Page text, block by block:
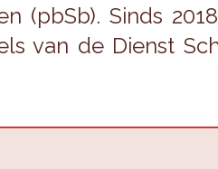
(pbSb). Sinds
van de Dienst